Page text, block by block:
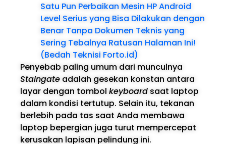
Satu Pun Perbaikan Mesin HP Android
Level Serius yang Bisa Dilakukan dengan
Benar Tanpa Dokumen Teknis yang
Sering Tebalnya Ratusan Halaman Ini!
(Bedah Teknisi Forto.id)
Penyebab paling umum dari munculnya
Staingate adalah gesekan konstan antara
layar dengan tombol keyboard saat laptop
dalam kondisi tertutup. Selain itu, tekanan
berlebih pada tas saat Anda membawa
laptop bepergian juga turut mempercepat
kerusakan lapisan pelindung ini.